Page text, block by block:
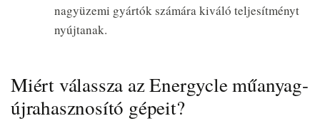
nagyüzemi gyártók számára kiváló teljesítményt
nyújtanak.
Miért válassza az Energycle műanyag-
újrahasznosító gépeit?